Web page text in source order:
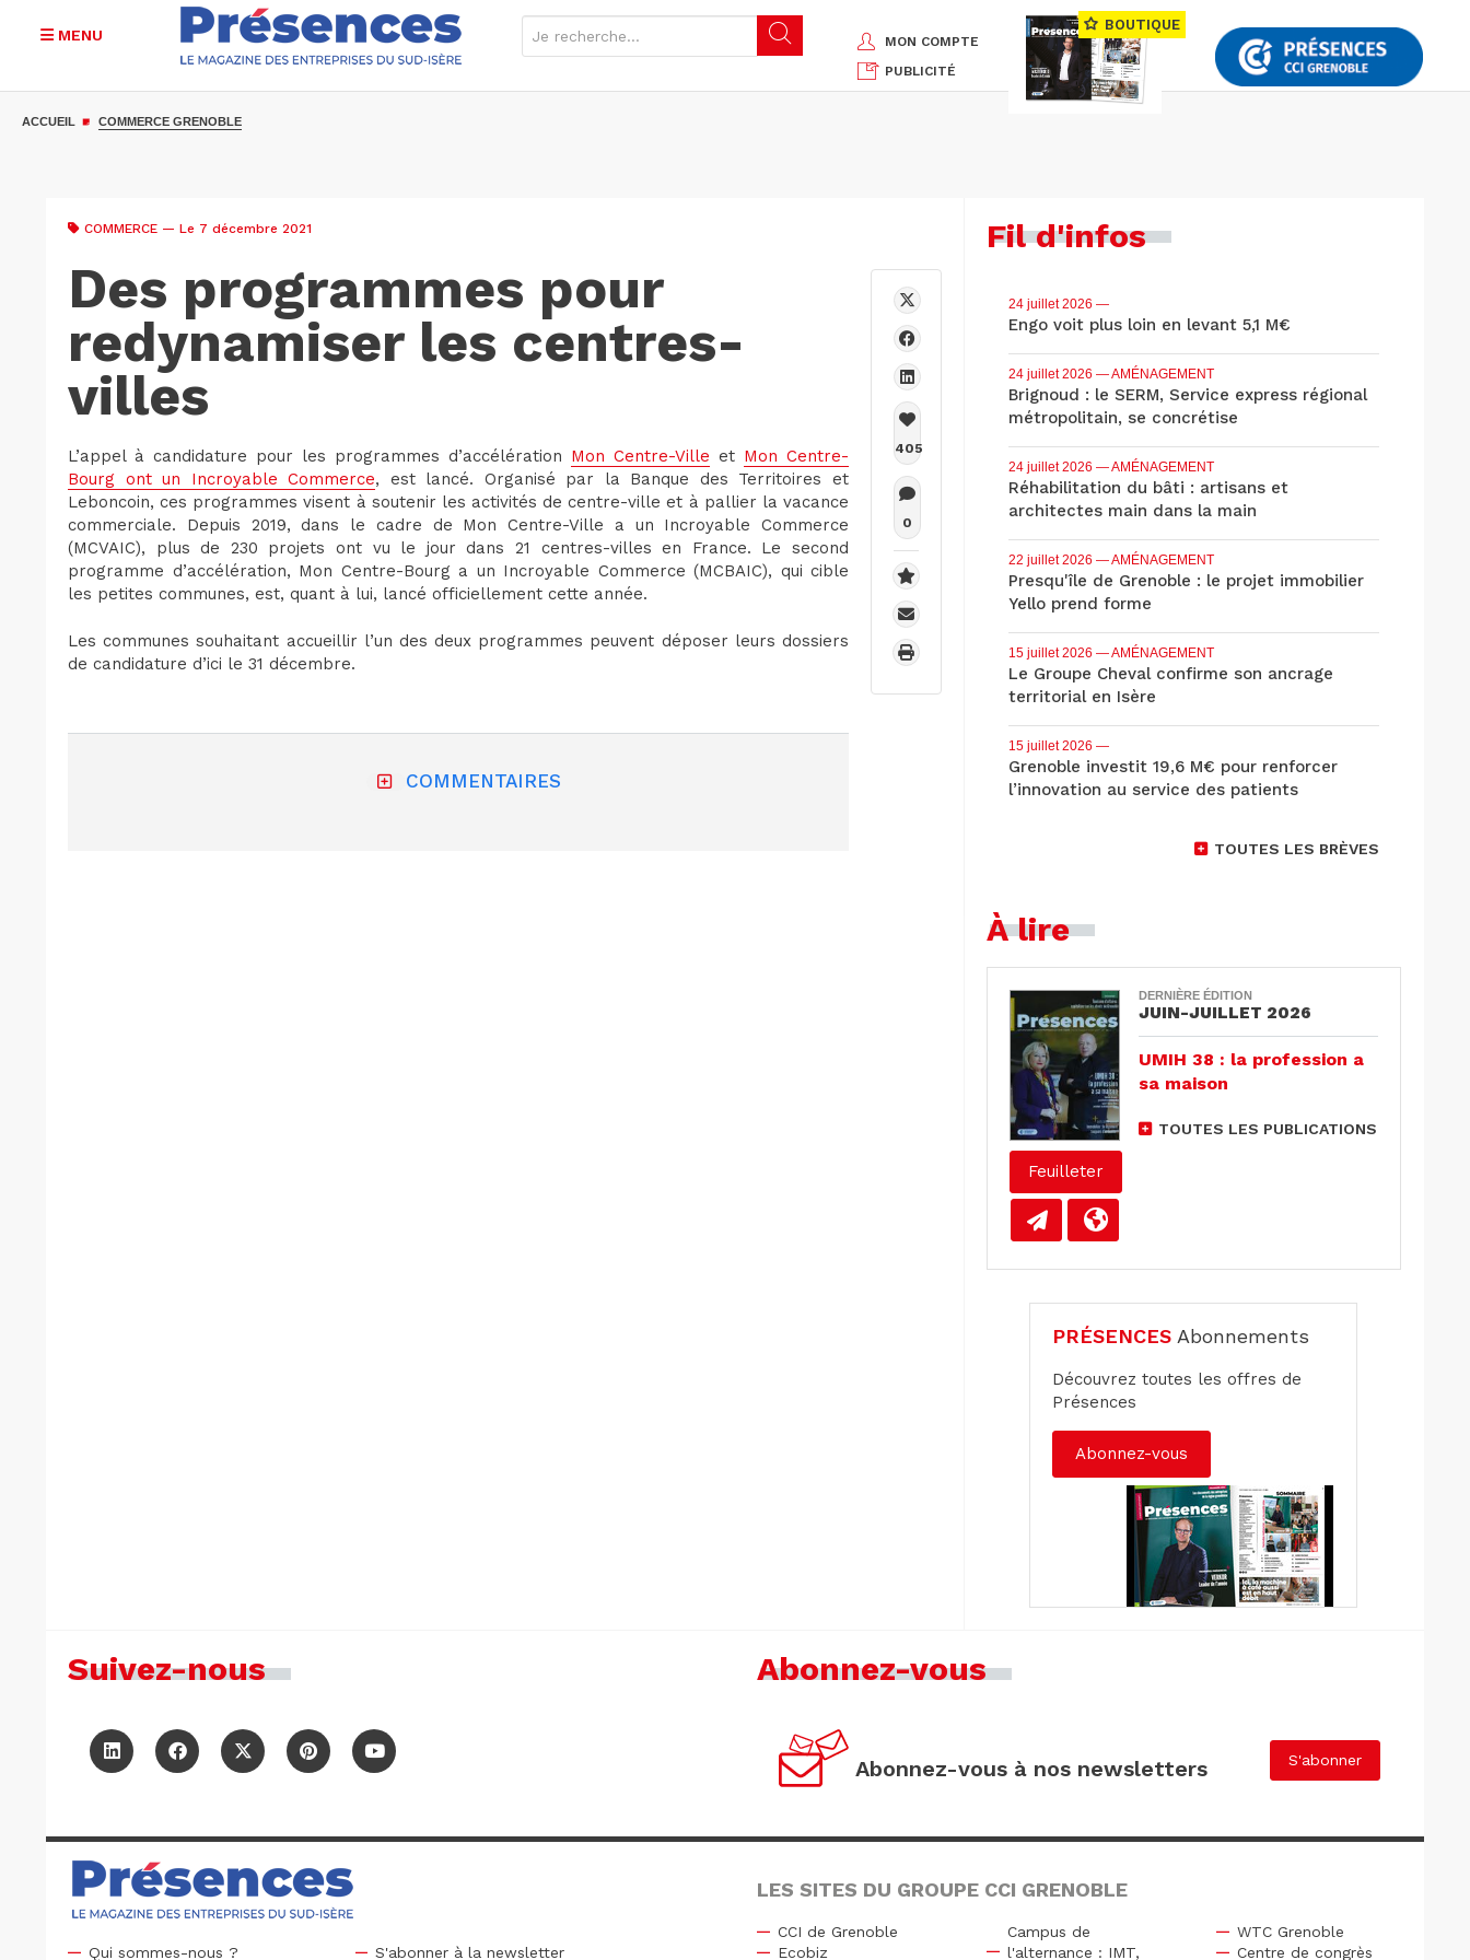
MENU
MON COMPTE
PUBLICITÉ
BOUTIQUE
ACCUEIL COMMERCE GRENOBLE
COMMERCE — Le 7 décembre 2021
Des programmes pour
redynamiser les centres-
villes
L’appel à candidature pour les programmes d’accélération Mon Centre-Ville et Mon Centre-
Bourg ont un Incroyable Commerce, est lancé. Organisé par la Banque des Territoires et
Leboncoin, ces programmes visent à soutenir les activités de centre-ville et à pallier la vacance
commerciale. Depuis 2019, dans le cadre de Mon Centre-Ville a un Incroyable Commerce
(MCVAIC), plus de 230 projets ont vu le jour dans 21 centres-villes en France. Le second
programme d’accélération, Mon Centre-Bourg a un Incroyable Commerce (MCBAIC), qui cible
les petites communes, est, quant à lui, lancé officiellement cette année.
Les communes souhaitant accueillir l’un des deux programmes peuvent déposer leurs dossiers
de candidature d’ici le 31 décembre.
COMMENTAIRES
405
0
Fil d'infos
24 juillet 2026 —
Engo voit plus loin en levant 5,1 M€
24 juillet 2026 — AMÉNAGEMENT
Brignoud : le SERM, Service express régional
métropolitain, se concrétise
24 juillet 2026 — AMÉNAGEMENT
Réhabilitation du bâti : artisans et
architectes main dans la main
22 juillet 2026 — AMÉNAGEMENT
Presqu'île de Grenoble : le projet immobilier
Yello prend forme
15 juillet 2026 — AMÉNAGEMENT
Le Groupe Cheval confirme son ancrage
territorial en Isère
15 juillet 2026 —
Grenoble investit 19,6 M€ pour renforcer
l’innovation au service des patients
TOUTES LES BRÈVES
À lire
Feuilleter
DERNIÈRE ÉDITION
JUIN-JUILLET 2026
UMIH 38 : la profession a
sa maison
TOUTES LES PUBLICATIONS
PRÉSENCES Abonnements
Découvrez toutes les offres de
Présences
Abonnez-vous
Suivez-nous Abonnez-vous
Abonnez-vous à nos newsletters S'abonner
Qui sommes-nous ? S'abonner à la newsletter
LES SITES DU GROUPE CCI GRENOBLE
CCI de Grenoble
Ecobiz
Campus de
l'alternance : IMT,
WTC Grenoble
Centre de congrès